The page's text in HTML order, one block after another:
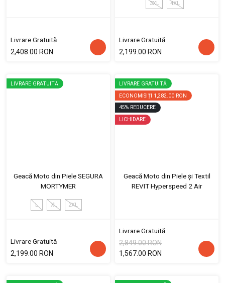
Livrare Gratuită
2,408.00 RON
3XL 4XL
Livrare Gratuită
2,199.00 RON
LIVRARE GRATUITĂ
Geacă Moto din Piele SEGURA
MORTYMER
L XL 2XL
Livrare Gratuită
2,199.00 RON
LIVRARE GRATUITĂ
ECONOMISIȚI 1,282.00 RON
45% REDUCERE
LICHIDARE
Geacă Moto din Piele și Textil
REVIT Hyperspeed 2 Air
Livrare Gratuită
2,849.00 RON
1,567.00 RON